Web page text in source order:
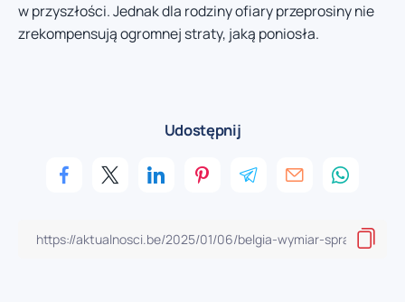
w przyszłości. Jednak dla rodziny ofiary przeprosiny nie
zrekompensują ogromnej straty, jaką poniosła.
Udostępnij